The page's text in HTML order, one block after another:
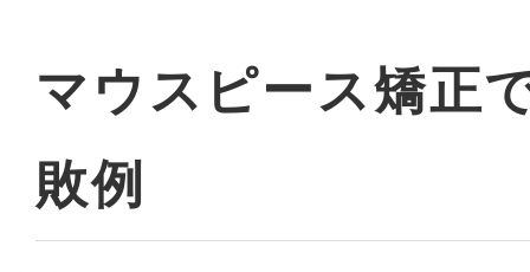
マウスピース矯正
敗例